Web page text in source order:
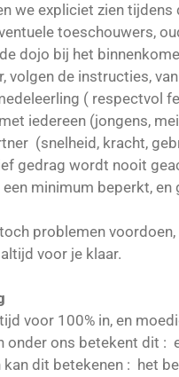
we expliciet zien
toeschouwers,
dojo bij het
volgen de instructies, van
( respectvol
iedereen (jongens,
(snelheid, kracht,
gedrag wordt nooit
minimum beperkt,
problemen
voor je klaar.
voor 100% in, en
onder ons betekent dit :
dit betekenen : het